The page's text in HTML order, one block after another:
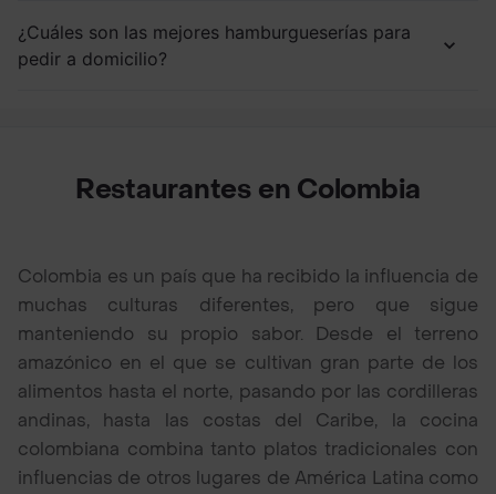
¿Cuáles son las mejores hamburgueserías para
pedir a domicilio?
Restaurantes en Colombia
Colombia es un país que ha recibido la influencia de
muchas culturas diferentes, pero que sigue
manteniendo su propio sabor. Desde el terreno
amazónico en el que se cultivan gran parte de los
alimentos hasta el norte, pasando por las cordilleras
andinas, hasta las costas del Caribe, la cocina
colombiana combina tanto platos tradicionales con
influencias de otros lugares de América Latina como